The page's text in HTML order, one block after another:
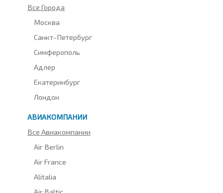
Все Города
Москва
Санкт-Петербург
Симферополь
Адлер
Екатеринбург
Лондон
АВИАКОМПАНИИ
Все Авиакомпании
Air Berlin
Air France
Alitalia